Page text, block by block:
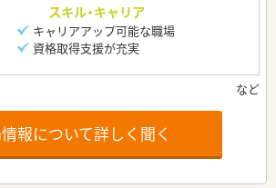
スキル・キャリア
キャリアアップ可能な職場
資格取得支援が充実
報について詳しく聞く